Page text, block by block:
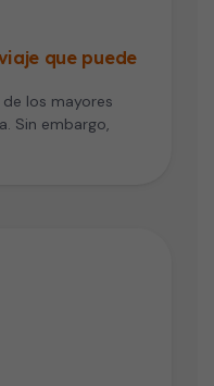
que puede
los mayores
Sin embargo,